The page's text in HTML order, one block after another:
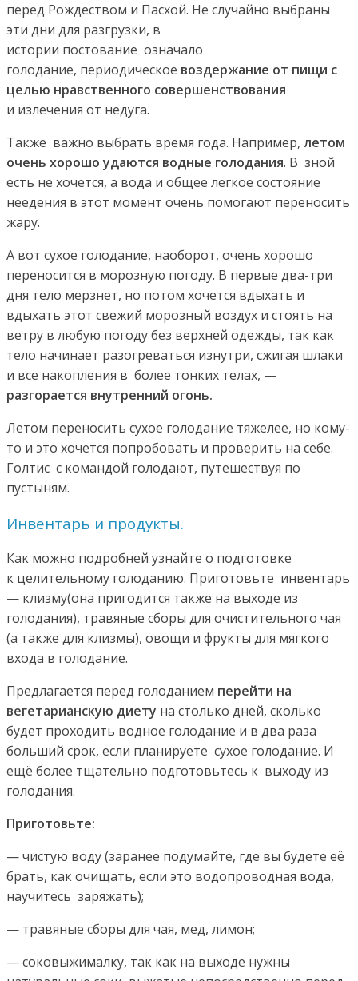
перед Рождеством и Пасхой. Не случайно выбраны
эти дни для разгрузки, в
истории постование означало
голодание, периодическое воздержание от пищи с
целью нравственного совершенствования
и излечения от недуга.
Также важно выбрать время года. Например, летом
очень хорошо удаются водные голодания. В зной
есть не хочется, а вода и общее легкое состояние
неедения в этот момент очень помогают переносить
жару.
А вот сухое голодание, наоборот, очень хорошо
переносится в морозную погоду. В первые два-три
дня тело мерзнет, но потом хочется вдыхать и
вдыхать этот свежий морозный воздух и стоять на
ветру в любую погоду без верхней одежды, так как
тело начинает разогреваться изнутри, сжигая шлаки
и все накопления в более тонких телах, —
разгорается внутренний огонь.
Летом переносить сухое голодание тяжелее, но кому-
то и это хочется попробовать и проверить на себе.
Голтис с командой голодают, путешествуя по
пустыням.
Инвентарь и продукты.
Как можно подробней узнайте о подготовке
к целительному голоданию. Приготовьте инвентарь
— клизму(она пригодится также на выходе из
голодания), травяные сборы для очистительного чая
(а также для клизмы), овощи и фрукты для мягкого
входа в голодание.
Предлагается перед голоданием перейти на
вегетарианскую диету на столько дней, сколько
будет проходить водное голодание и в два раза
больший срок, если планируете сухое голодание. И
ещё более тщательно подготовьтесь к выходу из
голодания.
Приготовьте:
— чистую воду (заранее подумайте, где вы будете её
брать, как очищать, если это водопроводная вода,
научитесь заряжать);
— травяные сборы для чая, мед, лимон;
— соковыжималку, так как на выходе нужны